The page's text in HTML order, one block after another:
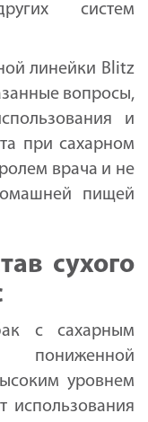
систем
линейки Blitz
вопросы,
и
при сахарном
врача и не
пищей
сухого
с сахарным
уровнем
использования